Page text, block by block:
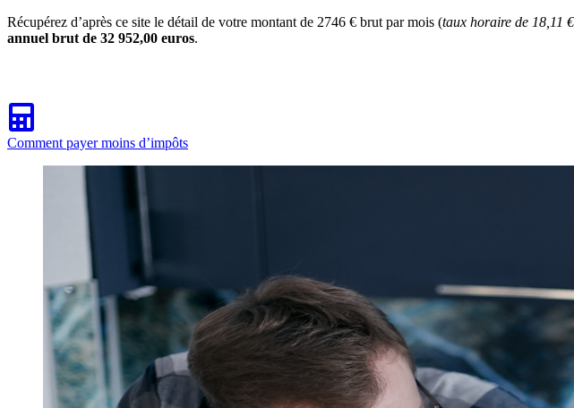
Récupérez d’après ce site le détail de votre montant de 2746 € brut par mois (taux horaire de 18,11
annuel brut de 32 952,00 euros.
Comment payer moins d’impôts